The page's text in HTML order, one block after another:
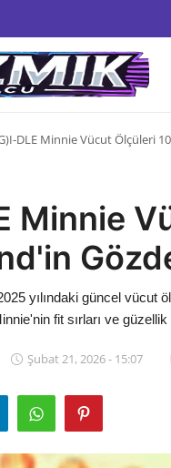
DLE Minnie Vücut Ölçüleri
Minnie
yılındaki güncel vücut
fit sırları ve
Şubat 21, 2026 - 15:07